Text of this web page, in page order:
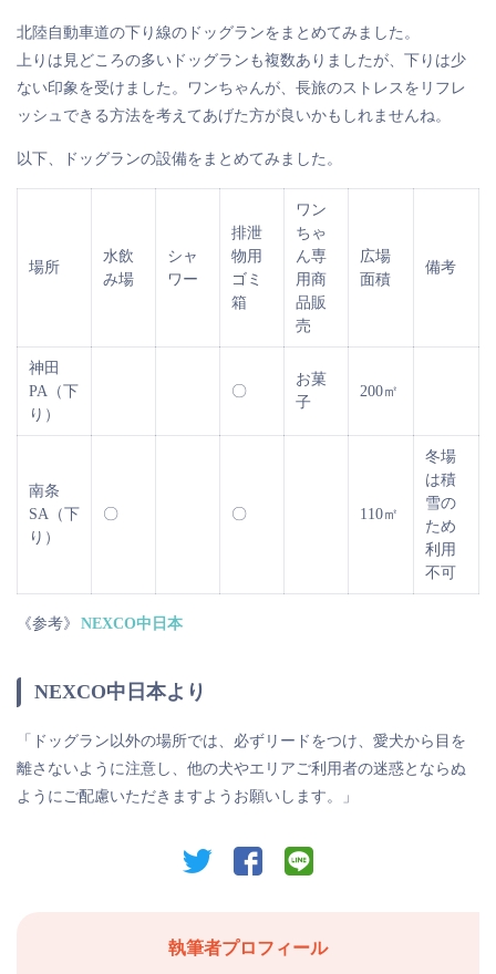
北陸自動車道の下り線のドッグランをまとめてみました。
上りは見どころの多いドッグランも複数ありましたが、下りは少
ない印象を受けました。ワンちゃんが、長旅のストレスをリフレ
ッシュできる方法を考えてあげた方が良いかもしれませんね。
以下、ドッグランの設備をまとめてみました。
場所
水飲
み場
シャ
ワー
排泄
物用
ゴミ
箱
ワン
ちゃ
ん専
用商
品販
売
広場
面積
備考
神田
PA（下
り）
〇
お菓
子
200㎡
南条
SA（下
り）
〇 〇 110㎡
冬場
は積
雪の
ため
利用
不可
《参考》 NEXCO中日本
NEXCO中日本より
「ドッグラン以外の場所では、必ずリードをつけ、愛犬から目を
離さないように注意し、他の犬やエリアご利用者の迷惑とならぬ
ようにご配慮いただきますようお願いします。」
twitter facebook
執筆者プロフィール